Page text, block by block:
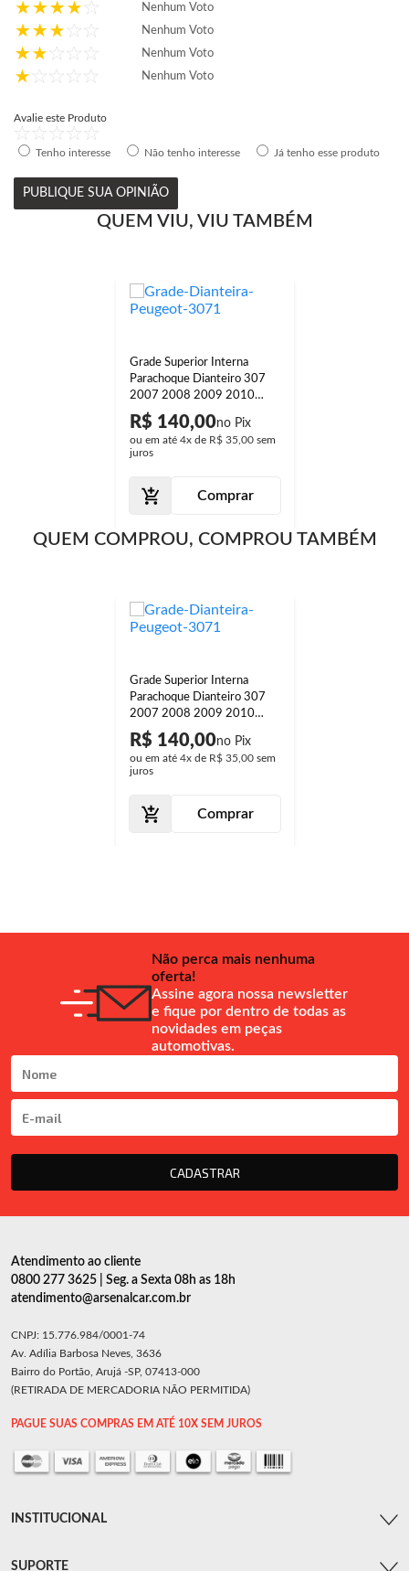
Nenhum Voto
Nenhum Voto
Nenhum Voto
Nenhum Voto
Avalie este Produto
Tenho interesse Não tenho interesse Já tenho esse produto
PUBLIQUE SUA OPINIÃO
QUEM VIU, VIU TAMBÉM
Grade Superior Interna
Parachoque Dianteiro 307
2007 2008 2009 2010
2011 2012
R$ 140,00
ou em até 4xde R$ 35,00sem
juros
Comprar
QUEM COMPROU, COMPROU TAMBÉM
Grade Superior Interna
Parachoque Dianteiro 307
2007 2008 2009 2010
2011 2012
R$ 140,00
ou em até 4xde R$ 35,00sem
juros
Comprar
Não perca mais nenhuma
oferta!
Assine agora nossa newsletter
e fique por dentro de todas as
novidades em peças
automotivas.
CADASTRAR
Atendimento ao cliente
0800 277 3625 | Seg. a Sexta 08h as 18h
atendimento@arsenalcar.com.br
CNPJ: 15.776.984/0001-74
Av. Adília Barbosa Neves, 3636
Bairro do Portão, Arujá -SP, 07413-000
(RETIRADA DE MERCADORIA NÃO PERMITIDA)
PAGUE SUAS COMPRAS EM ATÉ 10X SEM JUROS
INSTITUCIONAL
SUPORTE